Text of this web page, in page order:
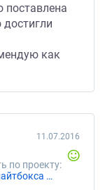
поставлена
как
по проекту:
«Разработка дизайна вертикального лайтбокса 170x70 см для магазина табака и электронных сигарет (вейп)»
11.07.2016